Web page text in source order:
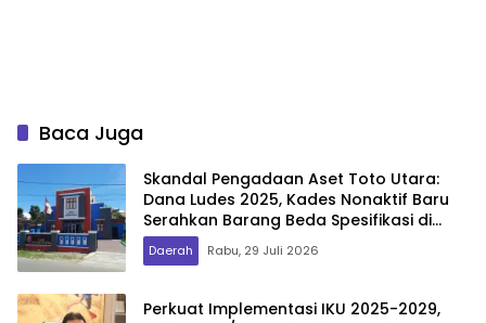
Baca Juga
Skandal Pengadaan Aset Toto Utara:
Dana Ludes 2025, Kades Nonaktif Baru
Serahkan Barang Beda Spesifikasi di
2026
Daerah Rabu, 29 Juli 2026
Perkuat Implementasi IKU 2025-2029,